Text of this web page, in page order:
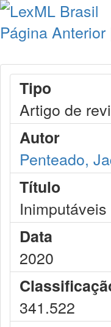
Página Anterior
Tipo
Artigo de
Autor
Penteado,
Título
Data
2020
341.522